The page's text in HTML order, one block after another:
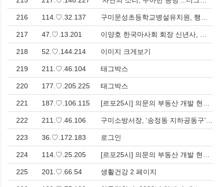
216 114.♡.32.137
217 47.♡.13.201
218 52.♡.144.214 이미지 크게보기
219 211.♡.46.104 태그박스
220 177.♡.205.225 태그박스
221 187.♡.106.115
222 211.♡.46.106
223 36.♡.172.183 로그인
224 114.♡.25.205
225 201.♡.66.54 생활건강 2 페이지